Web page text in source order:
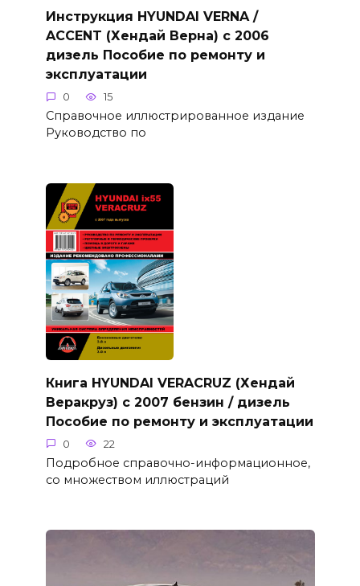
Инструкция HYUNDAI VERNA /
ACCENT (Хендай Верна) с 2006
дизель Пособие по ремонту и
эксплуатации
0 15
Справочное иллюстрированное издание
Руководство по
Книга HYUNDAI VERACRUZ (Хендай
Веракруз) с 2007 бензин / дизель
Пособие по ремонту и эксплуатации
0 22
Подробное справочно-информационное,
со множеством иллюстраций